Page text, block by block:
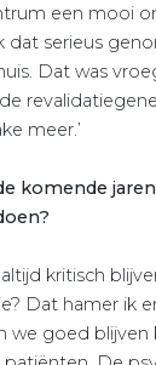
een mooi
dat serieus
Dat was
meer.’
komende
kritisch
Dat hamer ik
we goed blijven